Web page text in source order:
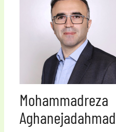
Mohammadreza